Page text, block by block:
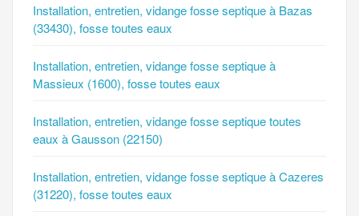
Installation, entretien, vidange fosse septique à Bazas
(33430), fosse toutes eaux
Installation, entretien, vidange fosse septique à
Massieux (1600), fosse toutes eaux
Installation, entretien, vidange fosse septique toutes
eaux à Gausson (22150)
Installation, entretien, vidange fosse septique à Cazeres
(31220), fosse toutes eaux